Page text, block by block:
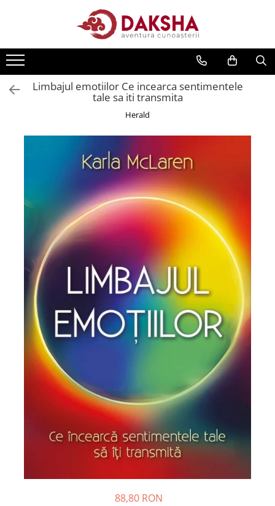
Editura Daksha
Seria Radu Cinamar
Extratereștrii
Transformare spirituală
Psihologie
Dezvoltare personală
Astrologie
Știință
Seria Montauk
Mistere
Seria Chico Xavier
Seria Helena Blavatsky
Limbajul emotiilor Ce incearca sentimentele
tale sa iti transmita
Herald
88,80 RON